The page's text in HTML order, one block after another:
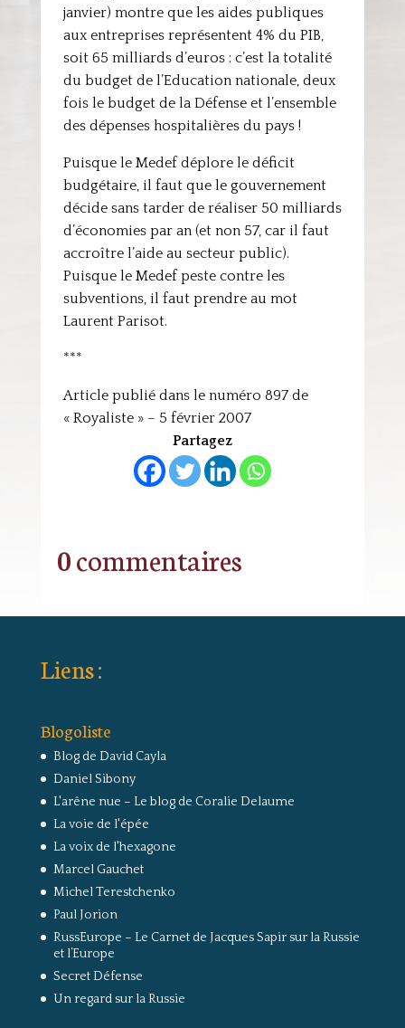
janvier) montre que les aides publiques
aux entreprises représentent 4% du PIB,
soit 65 milliards d’euros : c’est la totalité
du budget de l’Education nationale, deux
fois le budget de la Défense et l’ensemble
des dépenses hospitalières du pays !
Puisque le Medef déplore le déficit
budgétaire, il faut que le gouvernement
décide sans tarder de réaliser 50 milliards
d’économies par an (et non 57, car il faut
accroître l’aide au secteur public).
Puisque le Medef peste contre les
subventions, il faut prendre au mot
Laurent Parisot.
***
Article publié dans le numéro 897 de
« Royaliste » – 5 février 2007
Partagez
0 commentaires
Liens :
Blogoliste
Blog de David Cayla
Daniel Sibony
L'arêne nue – Le blog de Coralie Delaume
La voie de l'épée
La voix de l'hexagone
Marcel Gauchet
Michel Terestchenko
Paul Jorion
RussEurope – Le Carnet de Jacques Sapir sur la Russie
et l’Europe
Secret Défense
Un regard sur la Russie